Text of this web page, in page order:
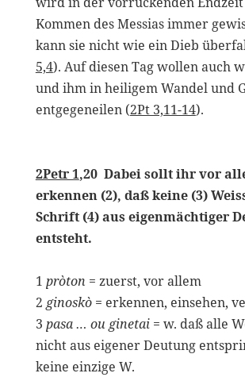
Kommen des Messias immer
kann sie nicht wie ein Dieb
5,4). Auf diesen Tag wollen auch
und ihm in heiligem Wandel und
entgegeneilen (2Pt 3,11-14).
2Petr 1,20 Dabei sollt ihr vor
erkennen (2), daß keine (3)
Schrift (4) aus eigenmächtiger
entsteht.
1 pròton = zuerst, vor allem
2 ginoskò= erkennen, einsehen,
3 pasa … ou ginetai= w. daß alle
nicht aus eigener Deutung
keine einzige W.